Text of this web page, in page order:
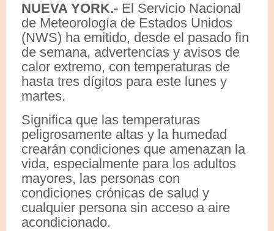
NUEVA YORK.- El Servicio Nacional
de Meteorología de Estados Unidos
(NWS) ha emitido, desde el pasado fin
de semana, advertencias y avisos de
calor extremo, con temperaturas de
hasta tres dígitos para este lunes y
martes.
Significa que las temperaturas
peligrosamente altas y la humedad
crearán condiciones que amenazan la
vida, especialmente para los adultos
mayores, las personas con
condiciones crónicas de salud y
cualquier persona sin acceso a aire
acondicionado.